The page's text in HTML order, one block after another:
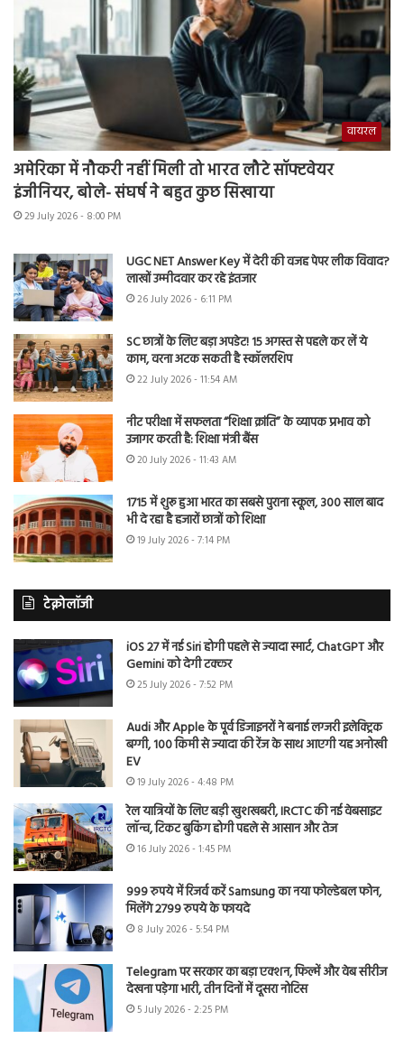
वायरल
अमेरिका में नौकरी नहीं मिली तो भारत लौटे सॉफ्टवेयर
इंजीनियर, बोले- संघर्ष ने बहुत कुछ सिखाया
29 July 2026 - 8:00 PM
UGC NET Answer Key में देरी की वजह पेपर लीक विवाद?
लाखों उम्मीदवार कर रहे इंतजार
26 July 2026 - 6:11 PM
SC छात्रों के लिए बड़ा अपडेट! 15 अगस्त से पहले कर लें ये
काम, वरना अटक सकती है स्कॉलरशिप
22 July 2026 - 11:54 AM
नीट परीक्षा में सफलता “शिक्षा क्रांति” के व्यापक प्रभाव को
उजागर करती है: शिक्षा मंत्री बैंस
20 July 2026 - 11:43 AM
1715 में शुरू हुआ भारत का सबसे पुराना स्कूल, 300 साल बाद
भी दे रहा है हजारों छात्रों को शिक्षा
19 July 2026 - 7:14 PM
टेक्नोलॉजी
iOS 27 में नई Siri होगी पहले से ज्यादा स्मार्ट, ChatGPT और
Gemini को देगी टक्कर
25 July 2026 - 7:52 PM
Audi और Apple के पूर्व डिजाइनरों ने बनाई लग्जरी इलेक्ट्रिक
बग्गी, 100 किमी से ज्यादा की रेंज के साथ आएगी यह अनोखी
EV
19 July 2026 - 4:48 PM
रेल यात्रियों के लिए बड़ी खुशखबरी, IRCTC की नई वेबसाइट
लॉन्च, टिकट बुकिंग होगी पहले से आसान और तेज
16 July 2026 - 1:45 PM
999 रुपये में रिजर्व करें Samsung का नया फोल्डेबल फोन,
मिलेंगे 2799 रुपये के फायदे
8 July 2026 - 5:54 PM
Telegram पर सरकार का बड़ा एक्शन, फिल्में और वेब सीरीज
देखना पड़ेगा भारी, तीन दिनों में दूसरा नोटिस
5 July 2026 - 2:25 PM